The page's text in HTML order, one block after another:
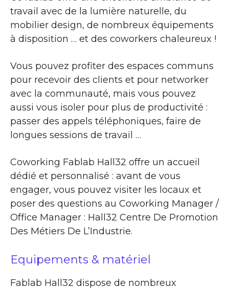
travail avec de la lumière naturelle, du
mobilier design, de nombreux équipements
à disposition … et des coworkers chaleureux !
Vous pouvez profiter des espaces communs
pour recevoir des clients et pour networker
avec la communauté, mais vous pouvez
aussi vous isoler pour plus de productivité :
passer des appels téléphoniques, faire de
longues sessions de travail …
Coworking Fablab Hall32 offre un accueil
dédié et personnalisé : avant de vous
engager, vous pouvez visiter les locaux et
poser des questions au Coworking Manager /
Office Manager : Hall32 Centre De Promotion
Des Métiers De L’Industrie.
Equipements & matériel
Fablab Hall32 dispose de nombreux